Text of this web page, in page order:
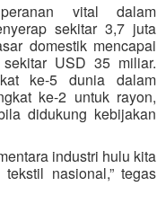
vital dalam
sekitar 3,7 juta
domestik mencapai
USD 35 miliar.
ke-5 dunia dalam
ke-2 untuk rayon,
didukung kebijakan
industri hulu kita
nasional,” tegas